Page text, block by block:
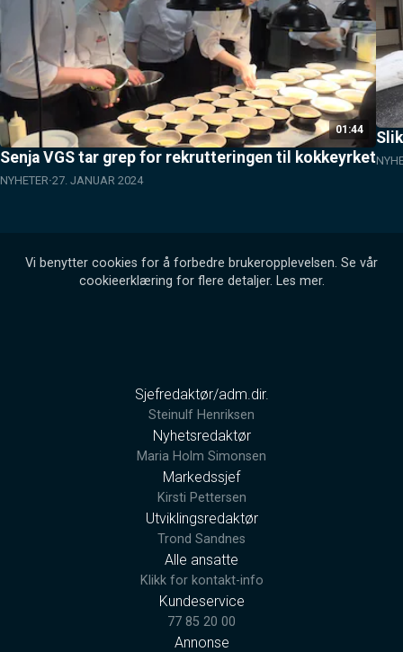
01:44
Senja VGS tar grep for rekrutteringen til kokkeyrket
NYHETER 27. JANUAR 2024
Vi benytter cookies for å forbedre brukeropplevelsen. Se vår
cookieerklæring for flere detaljer. Les mer.
Sjefredaktør/adm.dir.
Steinulf Henriksen
Nyhetsredaktør
Maria Holm Simonsen
Markedssjef
Kirsti Pettersen
Utviklingsredaktør
Trond Sandnes
Alle ansatte
Klikk for kontakt-info
Kundeservice
77 85 20 00
Annonse